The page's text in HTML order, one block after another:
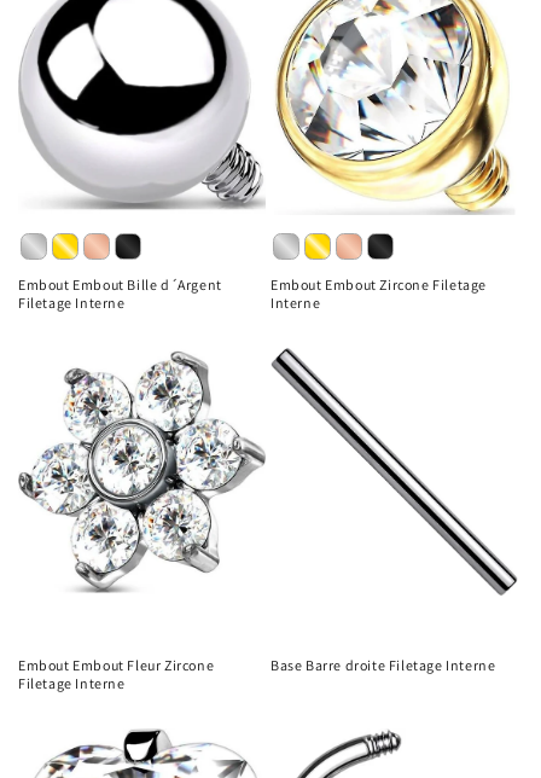
Embout Embout Bille d´Argent
Filetage Interne
Embout Embout Zircone Filetage
Interne
Embout Embout Fleur Zircone
Filetage Interne
Base Barre droite Filetage Interne